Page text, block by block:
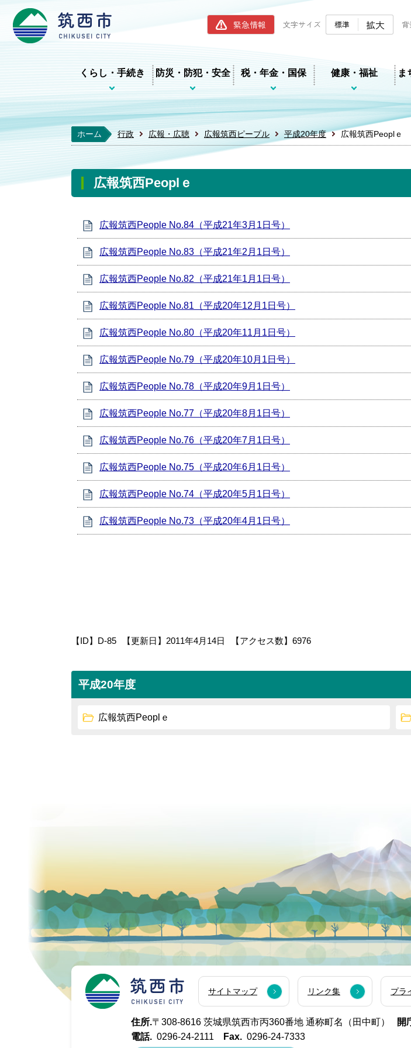
筑西市ホームページ
緊急情報 文字サイズ 標準 拡大
くらし・手続き 防災・防犯・安全 税・年金・国保 健康・福祉 ま
ホーム 行政 広報・広聴 広報筑西ピープル 平成20年度 広報筑西Peoplｅ
広報筑西Peoplｅ
広報筑西People No.84（平成21年3月1日号）
広報筑西People No.83（平成21年2月1日号）
広報筑西People No.82（平成21年1月1日号）
広報筑西People No.81（平成20年12月1日号）
広報筑西People No.80（平成20年11月1日号）
広報筑西People No.79（平成20年10月1日号）
広報筑西People No.78（平成20年9月1日号）
広報筑西People No.77（平成20年8月1日号）
広報筑西People No.76（平成20年7月1日号）
広報筑西People No.75（平成20年6月1日号）
広報筑西People No.74（平成20年5月1日号）
広報筑西People No.73（平成20年4月1日号）
【ID】 D-85 【更新日】 2011年4月14日 【アクセス数】 6976
平成20年度
広報筑西Peoplｅ
サイトマップ リンク集 プラ
住所.〒308-8616 茨城県筑西市丙360番地 通称町名（田中町）
電話. 0296-24-2111 Fax. 0296-24-7333
開